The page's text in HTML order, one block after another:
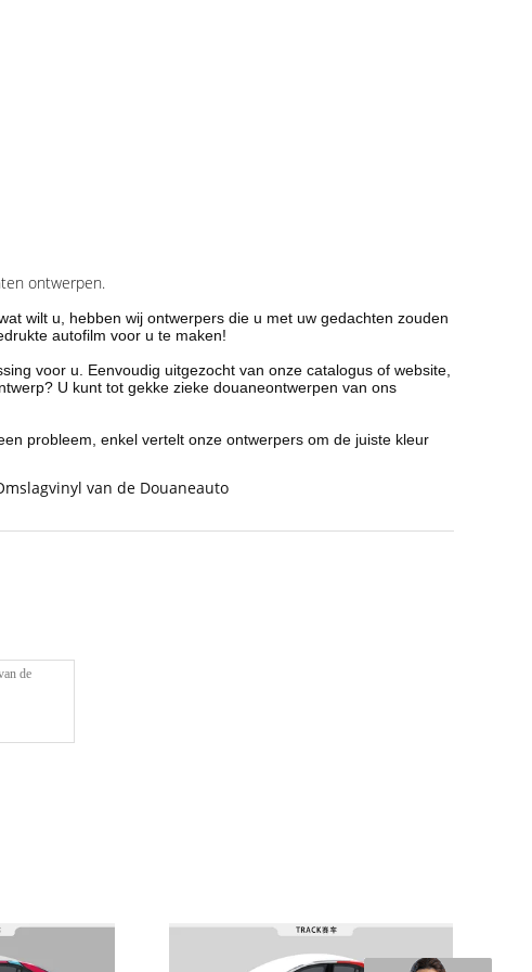
ontwerpen.
wilt u, hebben wij ontwerpers die u met uw gedachten zouden
autofilm voor u te maken!
voor u. Eenvoudig uitgezocht van onze catalogus of website,
U kunt tot gekke zieke douaneontwerpen van ons
probleem, enkel vertelt onze ontwerpers om de juiste kleur
van de Douaneauto